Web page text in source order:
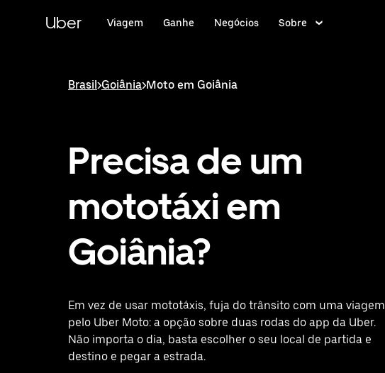
Uber Viagem Ganhe Negócios Sobre
Brasil>Goiânia>Moto em Goiânia
Precisa de um
mototáxi em
Goiânia?
Em vez de usar mototáxis, fuja do trânsito com uma viagem
pelo Uber Moto: a opção sobre duas rodas do app da Uber.
Não importa o dia, basta escolher o seu local de partida e
destino e pegar a estrada.